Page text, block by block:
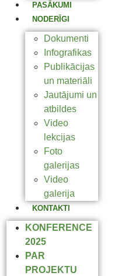
PASĀKUMI
NODERĪGI
Dokumenti
Infografikas
Publikācijas
un materiāli
Jautājumi un
atbildes
Video
lekcijas
Foto
galerijas
Video
galerija
KONTAKTI
KONFERENCE
2025
PAR
PROJEKTU